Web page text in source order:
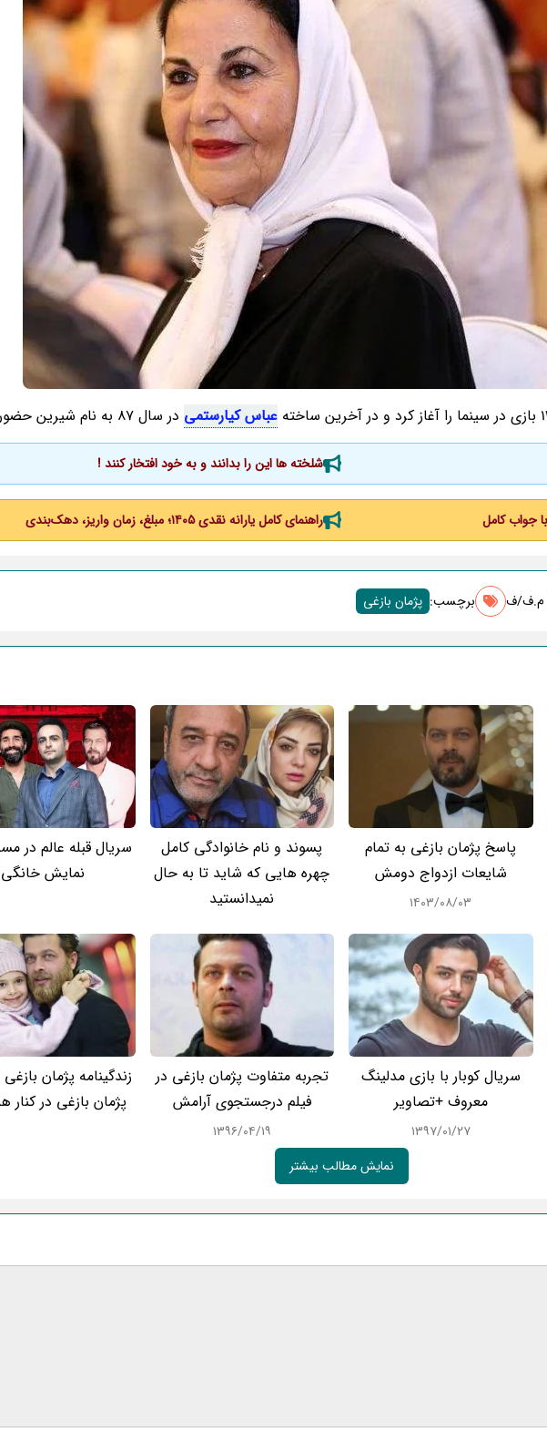
عباس کیارستمی در سال 87 به نام شیرین حضور داشت.
شلخته ها این را بدانند و به خود افتخار کنند !
جواب کامل راهنمای کامل یارانه نقدی ۱۴۰۵؛ مبلغ، زمان واریز، دهک‌بندی
م.ف/ف برچسب‌: پژمان بازغی
پاسخ پژمان بازغی به تمام
شایعات ازدواج دومش
۱۴۰۳/۰۸/۰۳
پسوند و نام خانوادگی کامل
چهره هایی که شاید تا به حال
نمیدانستید
سریال قبله عالم در
نمایش خانگی
سریال کوبار با بازی مدلینگ
معروف +تصاویر
۱۳۹۷/۰۱/۲۷
تجربه متفاوت پژمان بازغی در
فیلم درجستجوی آرامش
۱۳۹۶/۰۴/۱۹
زندگینامه پژمان
پژمان بازغی در
نمایش مطالب بیشتر